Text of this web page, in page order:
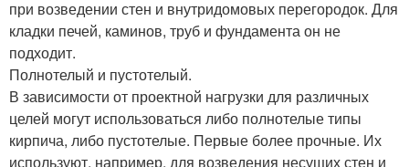
при возведении стен и внутридомовых перегородок. Для
кладки печей, каминов, труб и фундамента он не
подходит.
Полнотелый и пустотелый.
В зависимости от проектной нагрузки для различных
целей могут использоваться либо полнотелые типы
кирпича, либо пустотелые. Первые более прочные. Их
используют, например, для возведения несущих стен и